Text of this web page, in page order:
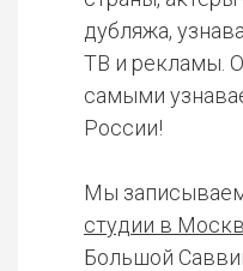
дубляжа,
ТВ и рекламы.
самыми
России!
Мы
студии в
Большой